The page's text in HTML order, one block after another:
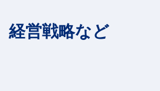
経営戦略など